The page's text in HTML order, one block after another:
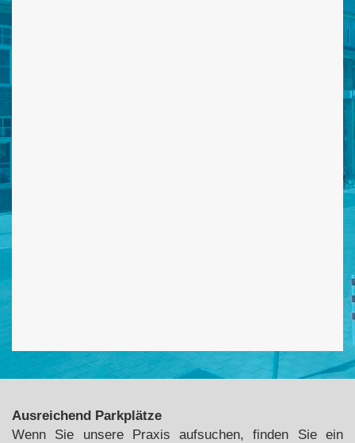
Ausreichend Parkplätze
Wenn Sie unsere Praxis aufsuchen, finden Sie ein